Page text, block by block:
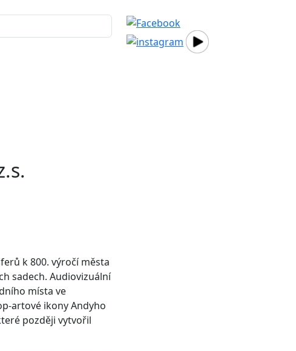
k 800. výročí města
sadech. Audiovizuální
místa ve
artové ikony Andyho
později vytvořil